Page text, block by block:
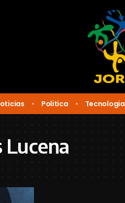
Politica Tecnologia
Lucena